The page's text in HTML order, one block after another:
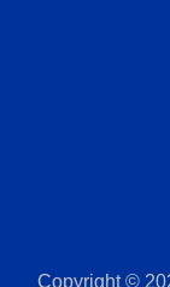
Copyright ©